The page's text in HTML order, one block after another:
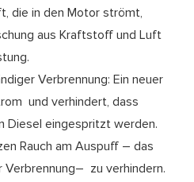
die in den Motor strömt,
aus Kraftstoff und Luft
Verbrennung: Ein neuer
und verhindert, dass
Diesel eingespritzt werden.
Rauch am Auspuff – das
Verbrennung– zu verhindern.